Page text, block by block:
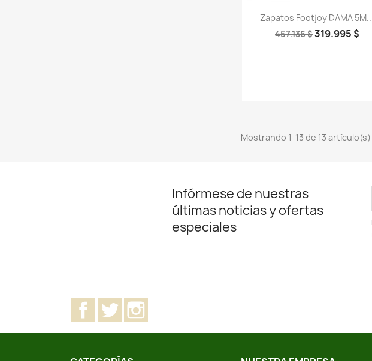
 Vista rápida
Zapatos Footjoy DAMA
457.136 $319.995 $
Mostrando 1-13 de 13 artículo(s)
Infórmese de nuestras
últimas noticias y ofertas
especiales
Facebook
Twitter